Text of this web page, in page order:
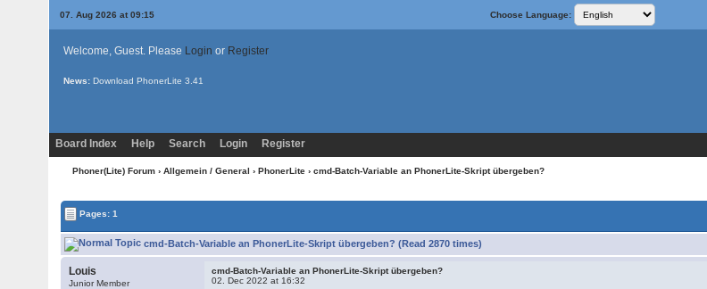
07. Aug 2026 at 09:15 Choose Language:
Welcome, Guest. Please Login or Register
News: Download PhonerLite 3.41
Board Index Help Search Login Register
Phoner(Lite) Forum › Allgemein / General › PhonerLite › cmd-Batch-Variable an PhonerLite-Skript übergeben?
Pages: 1
cmd-Batch-Variable an PhonerLite-Skript übergeben? (Read 2870 times)
Louis
Junior Member
cmd-Batch-Variable an PhonerLite-Skript übergeben?
02. Dec 2022 at 16:32